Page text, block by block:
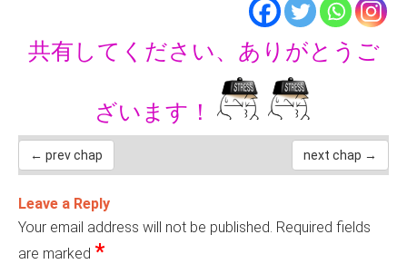
共有してください、ありがとうご
ざいます！
← prev chap next chap →
Leave a Reply
Your email address will not be published. Required fields
are marked *